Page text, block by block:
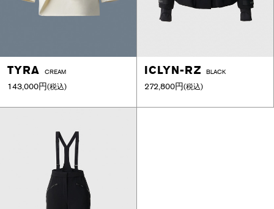
TYRA CREAM
143,000円(税込)
ICLYN-RZ BLACK
272,800円(税込)